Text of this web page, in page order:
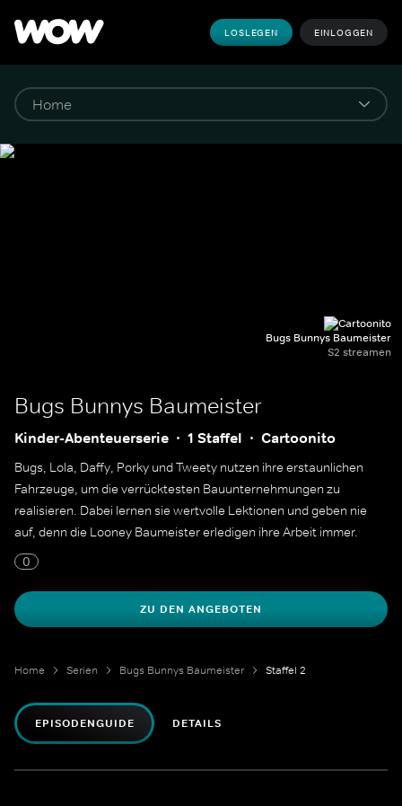
LOSLEGEN EINLOGGEN
Bugs Bunnys Baumeister
S2 streamen
Bugs Bunnys Baumeister
Kinder-Abenteuerserie 1 Staffel Cartoonito
Bugs, Lola, Daffy, Porky und Tweety nutzen ihre erstaunlichen
Fahrzeuge, um die verrücktesten Bauunternehmungen zu
realisieren. Dabei lernen sie wertvolle Lektionen und geben nie
auf, denn die Looney Baumeister erledigen ihre Arbeit immer.
0
ZU DEN ANGEBOTEN
Home Serien Bugs Bunnys Baumeister Staffel 2
EPISODENGUIDE DETAILS